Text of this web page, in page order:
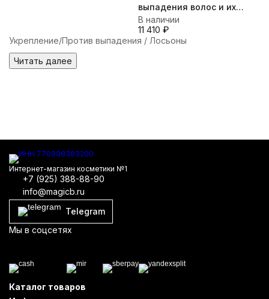
выпадения волос и их
укрепления HAIR-G Meso-
Cocktail, 5 мл по 8 шт
В наличии
11 410 ₽
Укрепление/Против выпадения / Лосьоны
Читать далее
Интернет-магазин косметики №1
+7 (925) 388-88-90
info@magicb.ru
Telegram
Мы в соцсетях
Каталог товаров